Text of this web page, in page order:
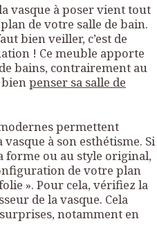
vasque à poser vient tout
de votre salle de bain.
bien veiller, c’est de
! Ce meuble apporte
bains, contrairement au
penser sa salle de
permettent
à son esthétisme. Si
forme ou au style original,
de votre plan
». Pour cela, vérifiez la
de la vasque. Cela
notamment en